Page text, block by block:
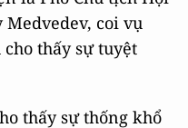
coi vụ
thấy sự tuyệt
thấy sự thống khổ